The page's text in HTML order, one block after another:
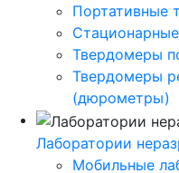
Портативные
Твердомеры
Твердомеры
(дюрометры)
Лаборатории
Мобильные